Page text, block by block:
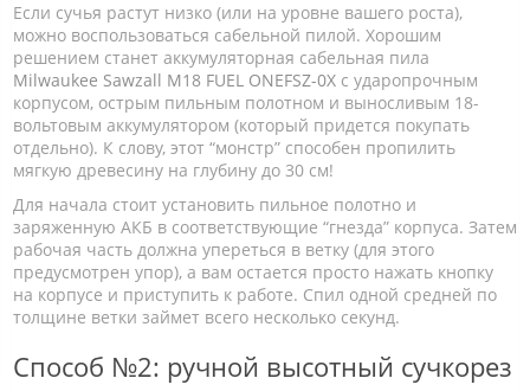
Если сучья растут низко (или на уровне вашего роста),
можно воспользоваться сабельной пилой. Хорошим
решением станет аккумуляторная сабельная пила
Milwaukee Sawzall M18 FUEL ONEFSZ-0X с ударопрочным
корпусом, острым пильным полотном и выносливым 18-
вольтовым аккумулятором (который придется покупать
отдельно). К слову, этот “монстр” способен пропилить
мягкую древесину на глубину до 30 см!
Для начала стоит установить пильное полотно и
заряженную АКБ в соответствующие “гнезда” корпуса. Затем
рабочая часть должна упереться в ветку (для этого
предусмотрен упор), а вам остается просто нажать кнопку
на корпусе и приступить к работе. Спил одной средней по
толщине ветки займет всего несколько секунд.
Способ №2: ручной высотный сучкорез